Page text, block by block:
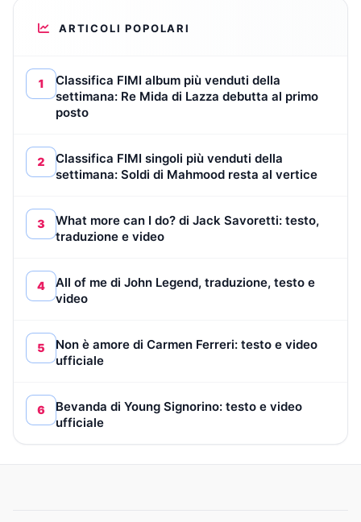
ARTICOLI POPOLARI
1
Classifica FIMI album più venduti della
settimana: Re Mida di Lazza debutta al primo
posto
2
Classifica FIMI singoli più venduti della
settimana: Soldi di Mahmood resta al vertice
3
What more can I do? di Jack Savoretti: testo,
traduzione e video
4
All of me di John Legend, traduzione, testo e
video
5
Non è amore di Carmen Ferreri: testo e video
ufficiale
6
Bevanda di Young Signorino: testo e video
ufficiale